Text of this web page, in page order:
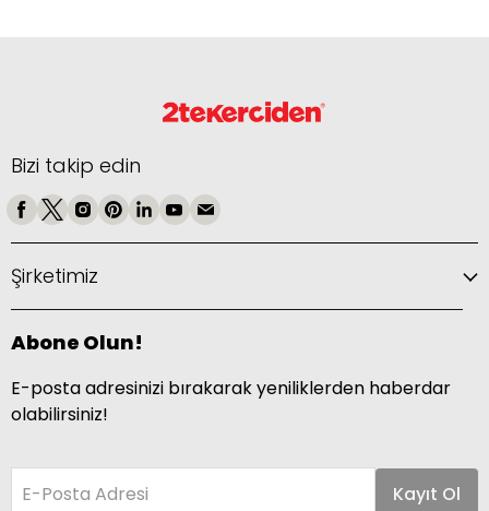
Bizi takip edin
Şirketimiz
Abone Olun!
E-posta adresinizi bırakarak yeniliklerden haberdar
olabilirsiniz!
E-Posta Adresi Kayıt Ol